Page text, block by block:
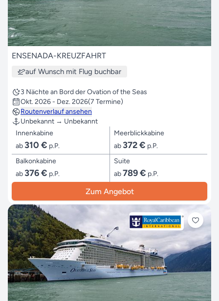
ENSENADA-KREUZFAHRT
auf Wunsch mit Flug buchbar
3 Nächte an Bord der Ovation of the Seas
Okt. 2026 - Dez. 2026(7 Termine)
Routenverlauf ansehen
Unbekannt → Unbekannt
Innenkabine
ab 310 € p.P.
Meerblickkabine
ab 372 € p.P.
Balkonkabine
ab 376 € p.P.
Suite
ab789 € p.P.
Zum Angebot